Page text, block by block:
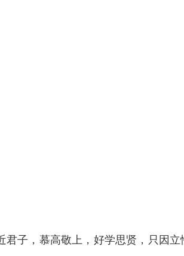
子，慕高敬上，好学思贤，只因立